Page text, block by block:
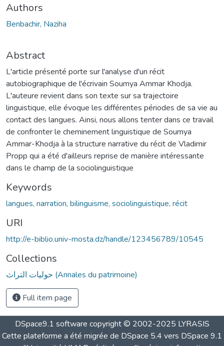
Authors
Benbachir, Naziha
Abstract
L'article présenté porte sur l'analyse d'un récit
autobiographique de l'écrivain Soumya Ammar Khodja.
L'auteure revient dans son texte sur sa trajectoire
linguistique, elle évoque les différentes périodes de sa vie au
contact des langues. Ainsi, nous allons tenter dans ce travail
de confronter le cheminement linguistique de Soumya
Ammar-Khodja à la structure narrative du récit de Vladimir
Propp qui a été d'ailleurs reprise de manière intéressante
dans le champ de la sociolinguistique
Keywords
langues, narration, bilinguisme, sociolinguistique, récit
URI
http://e-biblio.univ-mosta.dz/handle/123456789/10545
Collections
حوليات التراث (Annales du patrimoine)
Full item page
DSpace9.1 software copyright © 2002-2025 LYRASIS
Cette plateforme a été migrée de DSpace 5.4 vers DSpace 9.1